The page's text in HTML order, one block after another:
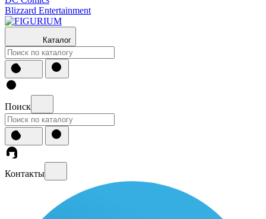
Blizzard Entertainment
Каталог
Поиск
Контакты